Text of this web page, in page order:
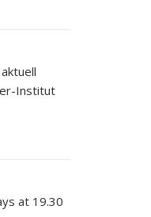
Institut
at 19.30